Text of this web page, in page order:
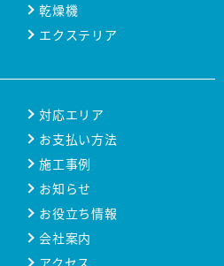
乾燥機
エクステリア
対応エリア
お支払い方法
施工事例
お知らせ
お役立ち情報
会社案内